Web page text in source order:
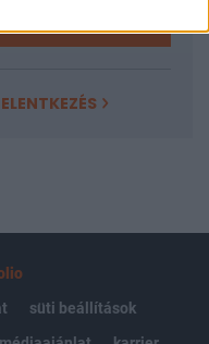
süti beállítások